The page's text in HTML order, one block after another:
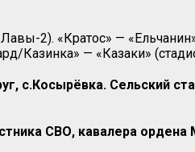
2). «Кратос» —
— «Казаки»
с.Косырёвка. Сельский
СВО, кавалера ордена